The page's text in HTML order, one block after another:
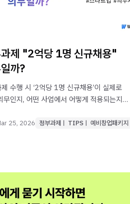
제 "2억당 1명 신규채용"
까?
수행 시 ‘2억당 1명 신규채용’이 실제로
무인지, 어떤 사업에서 어떻게 적용되는지
확인할 때 꼭 알아야 할 기준과 예외 사항을
25, 2026 정부과제ㅣ TIPSㅣ 예비창업패키지